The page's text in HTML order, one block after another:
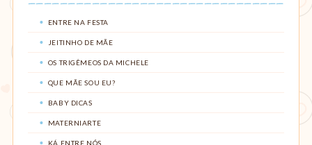
ENTRE NA FESTA
JEITINHO DE MÃE
OS TRIGÊMEOS DA MICHELE
QUE MÃE SOU EU?
BABY DICAS
MATERNIARTE
KÁ ENTRE NÓS